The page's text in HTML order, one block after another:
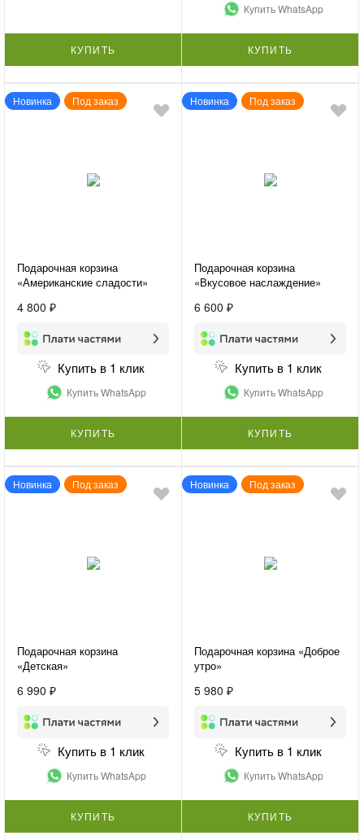
КУПИТЬ
Купить WhatsApp
КУПИТЬ
Новинка Под заказ
Подарочная корзина
«Американские сладости»
4 800 ₽
Купить в 1 клик
Купить WhatsApp
КУПИТЬ
Новинка Под заказ
Подарочная корзина
«Вкусовое наслаждение»
6 600 ₽
Купить в 1 клик
Купить WhatsApp
КУПИТЬ
Новинка Под заказ
Подарочная корзина
«Детская»
6 990 ₽
Купить в 1 клик
Купить WhatsApp
КУПИТЬ
Новинка Под заказ
Подарочная корзина «Доброе
утро»
5 980 ₽
Купить в 1 клик
Купить WhatsApp
КУПИТЬ